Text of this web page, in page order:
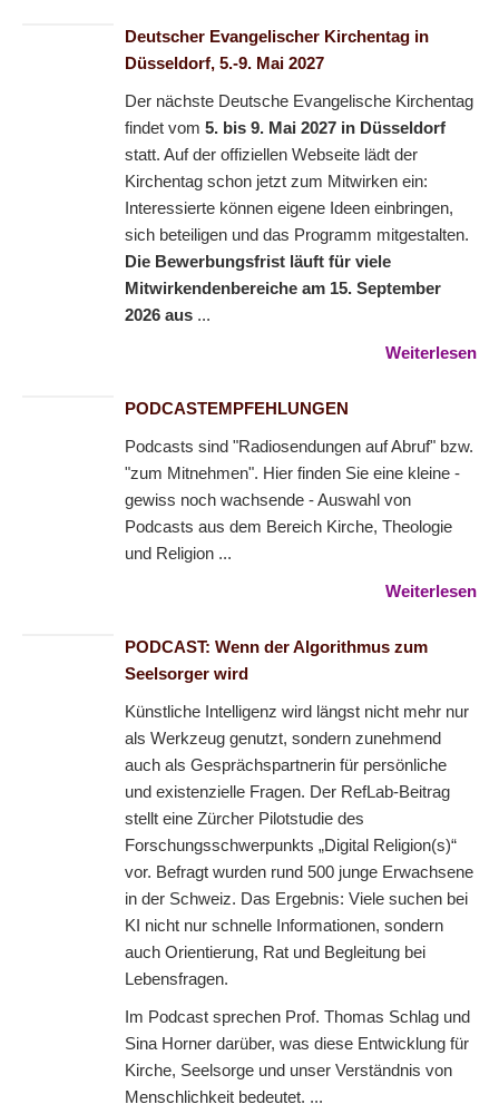
Deutscher Evangelischer Kirchentag in
Düsseldorf, 5.-9. Mai 2027
Der nächste Deutsche Evangelische Kirchentag
findet vom 5. bis 9. Mai 2027 in Düsseldorf
statt. Auf der offiziellen Webseite lädt der
Kirchentag schon jetzt zum Mitwirken ein:
Interessierte können eigene Ideen einbringen,
sich beteiligen und das Programm mitgestalten.
Die Bewerbungsfrist läuft für viele
Mitwirkendenbereiche am 15. September
2026 aus ...
Weiterlesen
PODCASTEMPFEHLUNGEN
Podcasts sind "Radiosendungen auf Abruf" bzw.
"zum Mitnehmen". Hier finden Sie eine kleine -
gewiss noch wachsende - Auswahl von
Podcasts aus dem Bereich Kirche, Theologie
und Religion ...
Weiterlesen
PODCAST: Wenn der Algorithmus zum
Seelsorger wird
Künstliche Intelligenz wird längst nicht mehr nur
als Werkzeug genutzt, sondern zunehmend
auch als Gesprächspartnerin für persönliche
und existenzielle Fragen. Der RefLab-Beitrag
stellt eine Zürcher Pilotstudie des
Forschungsschwerpunkts „Digital Religion(s)“
vor. Befragt wurden rund 500 junge Erwachsene
in der Schweiz. Das Ergebnis: Viele suchen bei
KI nicht nur schnelle Informationen, sondern
auch Orientierung, Rat und Begleitung bei
Lebensfragen.
Im Podcast sprechen Prof. Thomas Schlag und
Sina Horner darüber, was diese Entwicklung für
Kirche, Seelsorge und unser Verständnis von
Menschlichkeit bedeutet. ...